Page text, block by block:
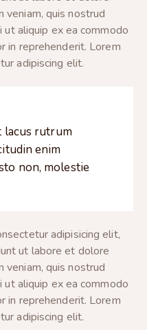
veniam, quis nostrud
aliquip ex ea commodo
in reprehenderit. Lorem
adipiscing elit.
lacus rutrum
enim
non, molestie
adipisicing elit,
ut labore et dolore
veniam, quis nostrud
aliquip ex ea commodo
in reprehenderit. Lorem
adipiscing elit.